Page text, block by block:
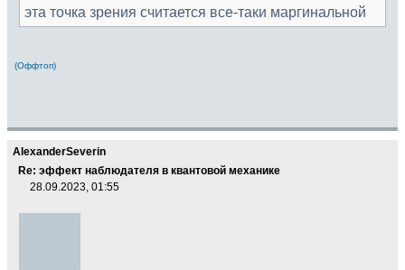
эта точка зрения считается все-таки маргинальной
(Оффтоп)
AlexanderSeverin
Re: эффект наблюдателя в квантовой механике
28.09.2023, 01:55